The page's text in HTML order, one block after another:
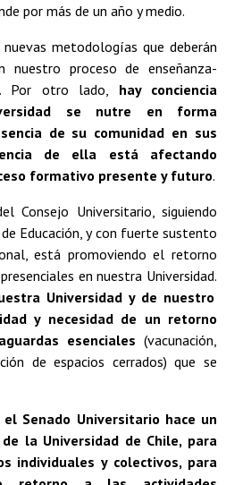
por más de un año y medio.
metodologías que deberán
nuestro proceso de enseñanza-
Por otro lado, hay conciencia
se nutre en forma
de su comunidad en sus
de ella está afectando
formativo presente y futuro.
Consejo Universitario, siguiendo
Educación, y con fuerte sustento
está promoviendo el retorno
en nuestra Universidad.
Universidad y de nuestro
y necesidad de un retorno
esenciales (vacunación,
de espacios cerrados) que se
Senado Universitario hace un
la Universidad de Chile, para
individuales y colectivos, para